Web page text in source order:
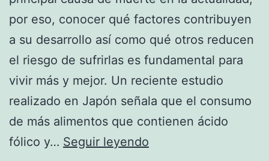
por eso, conocer qué factores contribuyen
a su desarrollo así como qué otros reducen
el riesgo de sufrirlas es fundamental para
vivir más y mejor. Un reciente estudio
realizado en Japón señala que el consumo
de más alimentos que contienen ácido
fólico y… Seguir leyendo